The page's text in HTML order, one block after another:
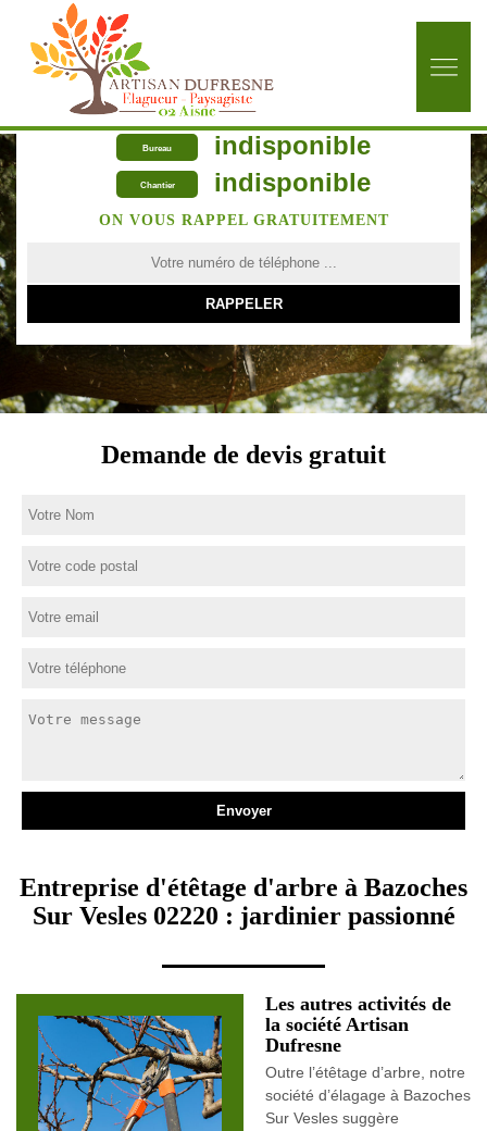
Bureau indisponible
Chantier indisponible
ON VOUS RAPPEL GRATUITEMENT
Demande de devis gratuit
Entreprise d'étêtage d'arbre à Bazoches
Sur Vesles 02220 : jardinier passionné
Les autres activités de
la société Artisan
Dufresne
Outre l’étêtage d’arbre, notre
société d’élagage à Bazoches
Sur Vesles suggère